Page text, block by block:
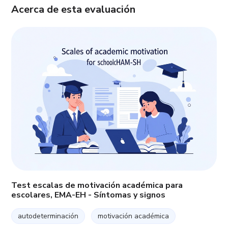
Acerca de esta evaluación
Test escalas de motivación académica para
escolares, EMA-EH - Síntomas y signos
autodeterminación
motivación académica